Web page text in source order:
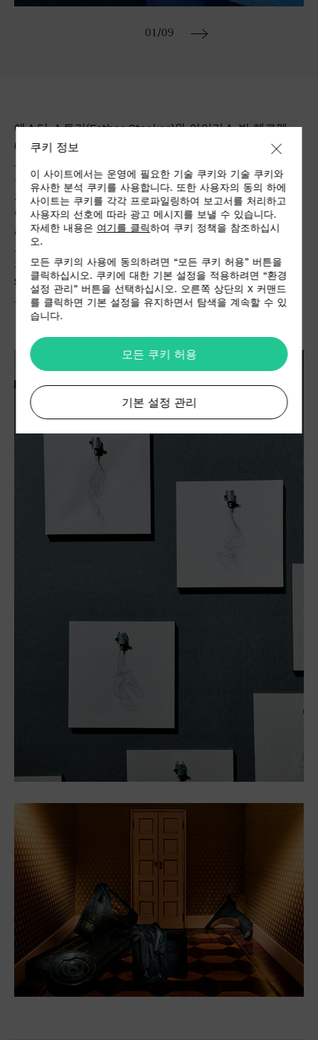
01/09
에스더 스토커(Esther Stocker)와 아이리스 반 헤르펜
(Iris van Herpen)은 조인트 프로젝트를 제안했습니다.
그림에서 패션으로, 디지털 디자인에서 음악으로의 변형
구성을 통해 예술가들은 모두 독특한 소재인 Alcantara®
의 특성으로부터 영감을 끌어 냅니다. 10명의 예술가들:
아야자오(Aaajiao), 안드레아 아나스타시오(Andrea
Anastasio), 카테리나 바비에리(Caterina Barbieri), 크린
드 코닝(Krijn de Koning), 리 슈루이(Li Shurui), 시오타
치하루(Chiharu Shiota), 에스더 스토커(Esther
Stocker) 및 아이리스 반 헤르펜(Iris van Herpen), 자이
트가이스드(Zeitguised), 지문(Zimoun).
쿠키 정보
이 사이트에서는 운영에 필요한 기술 쿠키와 기술 쿠키와
유사한 분석 쿠키를 사용합니다. 또한 사용자의 동의 하에
사이트는 쿠키를 각각 프로파일링하여 보고서를 처리하고
사용자의 선호에 따라 광고 메시지를 보낼 수 있습니다.
자세한 내용은 여기를 클릭하여 쿠키 정책을 참조하십시
오.
모든 쿠키의 사용에 동의하려면 “모든 쿠키 허용” 버튼을
클릭하십시오. 쿠키에 대한 기본 설정을 적용하려면 “환경
설정 관리” 버튼을 선택하십시오. 오른쪽 상단의 X 커맨드
를 클릭하면 기본 설정을 유지하면서 탐색을 계속할 수 있
습니다.
모든 쿠키 허용
기본 설정 관리